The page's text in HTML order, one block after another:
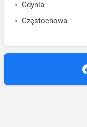
Gdynia
Częstochowa